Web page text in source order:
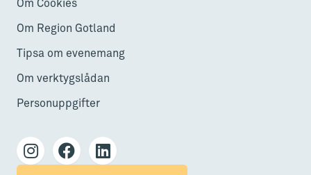
Om Cookies
Om Region Gotland
Tipsa om evenemang
Om verktygslådan
Personuppgifter